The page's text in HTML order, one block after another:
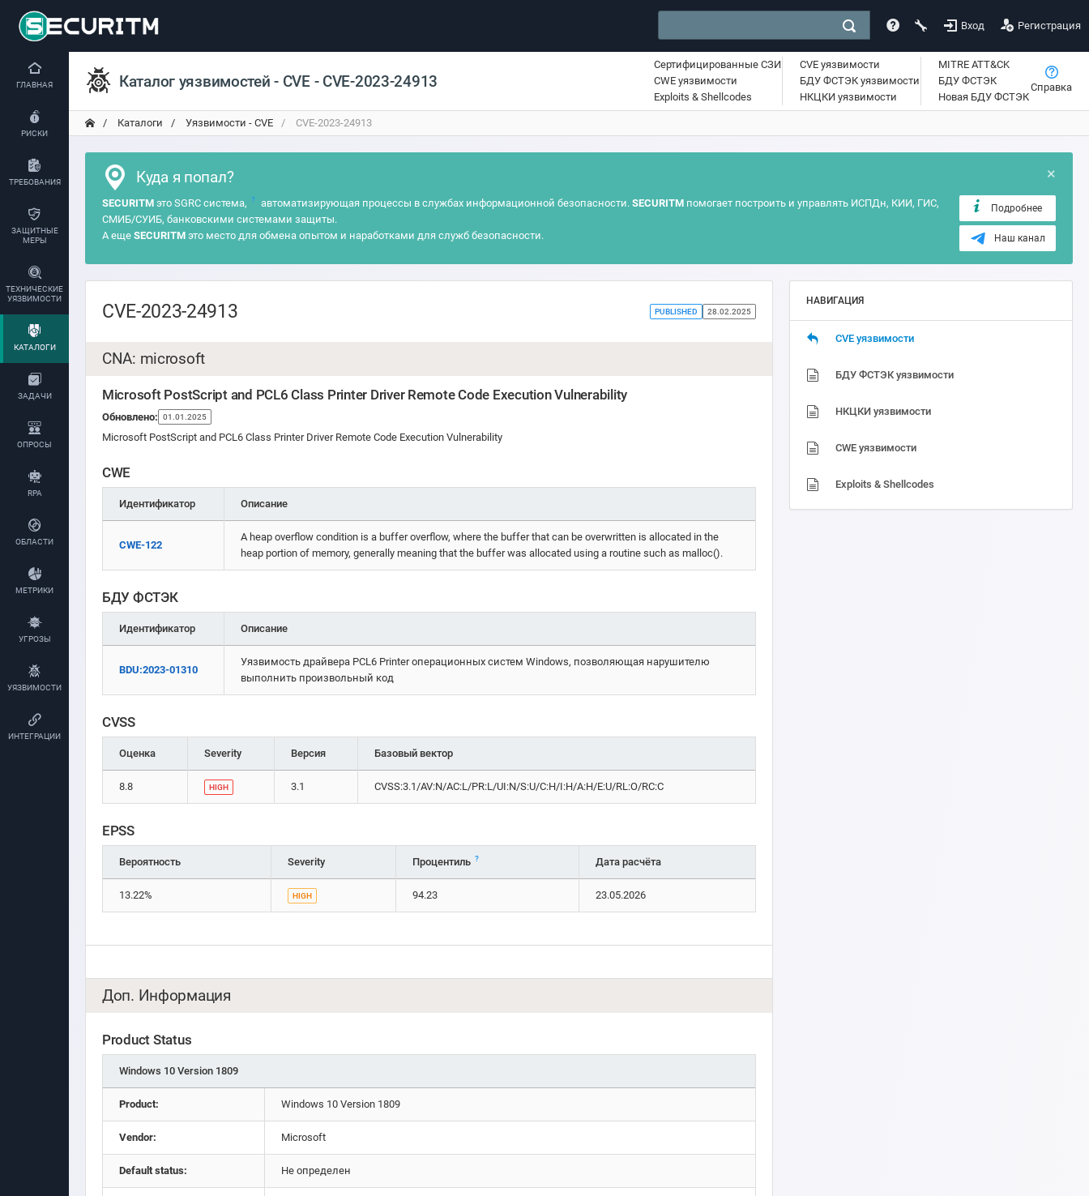
Вход Регистрация
ГЛАВНАЯ
РИСКИ
ТРЕБОВАНИЯ
ЗАЩИТНЫЕ
МЕРЫ
ТЕХНИЧЕСКИЕ
УЯЗВИМОСТИ
КАТАЛОГИ
ЗАДАЧИ
ОПРОСЫ
RPA
ОБЛАСТИ
МЕТРИКИ
УГРОЗЫ
УЯЗВИМОСТИ
ИНТЕГРАЦИИ
Каталог уязвимостей - CVE - CVE-2023-24913
Сертифицированные СЗИ
CWE уязвимости
Exploits & Shellcodes
CVE уязвимости
БДУ ФСТЭК уязвимости
НКЦКИ уязвимости
MITRE ATT&CK
БДУ ФСТЭК
Новая БДУ ФСТЭК
Справка
Каталоги Уязвимости - CVE CVE-2023-24913
×
Куда я попал?
SECURITM это SGRC система, ? автоматизирующая процессы в службах информационной безопасности. SECURITMпомогает построить и управлять ИСПДн, КИИ, ГИС,
СМИБ/СУИБ, банковскими системами защиты.
А еще SECURITM это место для обмена опытом и наработками для служб безопасности.
Подробнее
Наш канал
CVE-2023-24913 PUBLISHED 28.02.2025
CNA: microsoft
Microsoft PostScript and PCL6 Class Printer Driver Remote Code Execution Vulnerability
Обновлено: 01.01.2025
Microsoft PostScript and PCL6 Class Printer Driver Remote Code Execution Vulnerability
CWE
Идентификатор Описание
CWE-122
A heap overflow condition is a buffer overflow, where the buffer that can be overwritten is allocated in the
heap portion of memory, generally meaning that the buffer was allocated using a routine such as malloc().
БДУ ФСТЭК
Идентификатор Описание
BDU:2023-01310
Уязвимость драйвера PCL6 Printer операционных систем Windows, позволяющая нарушителю
выполнить произвольный код
CVSS
Оценка Severity Версия Базовый вектор
8.8 HIGH 3.1 CVSS:3.1/AV:N/AC:L/PR:L/UI:N/S:U/C:H/I:H/A:H/E:U/RL:O/RC:C
EPSS
Вероятность Severity Процентиль ? Дата расчёта
13.22% HIGH 94.23 23.05.2026
Доп. Информация
Product Status
Windows 10 Version 1809
Product: Windows 10 Version 1809
Vendor: Microsoft
Default status: Не определен
НАВИГАЦИЯ
CVE уязвимости
БДУ ФСТЭК уязвимости
НКЦКИ уязвимости
CWE уязвимости
Exploits & Shellcodes